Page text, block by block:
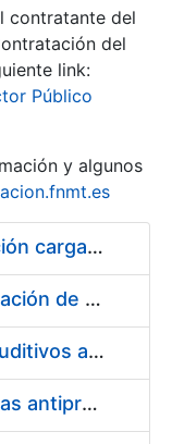
contratante del
del
link:
Público
y algunos
Pliego condiciones optimización cargas compras firmado
Acuerdo marco para la fabricación de piezas
Suministro de Protectores Auditivos a medida para las personas trabajadoras de los Centros de Trabajo de Madrid y Burgos
Suministro de gafas graduadas antiproyecciones para los trabajadores de la FNMT-RCM en los centros de trabajo de Madrid y Burgos